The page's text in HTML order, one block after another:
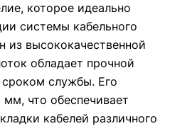
которое идеально
системы кабельного
из высококачественной
обладает прочной
службы. Его
что обеспечивает
кабелей различного